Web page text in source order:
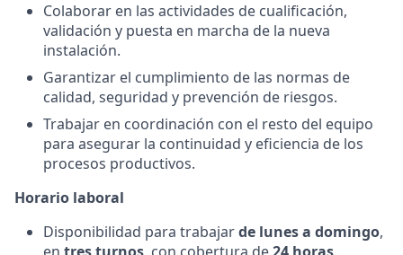
Colaborar en las actividades de cualificación,
validación y puesta en marcha de la nueva
instalación.
Garantizar el cumplimiento de las normas de
calidad, seguridad y prevención de riesgos.
Trabajar en coordinación con el resto del equipo
para asegurar la continuidad y eficiencia de los
procesos productivos.
Horario laboral
Disponibilidad para trabajarde lunes a domingo,